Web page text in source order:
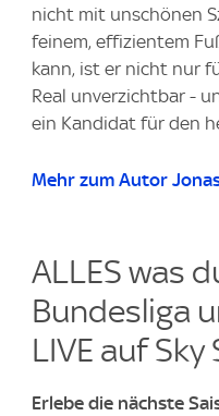
nicht mit unschönen
feinem, effizientem
kann, ist er nicht nur
Real unverzichtbar -
ein Kandidat für den
Mehr zum Autor
ALLES was
Bundesliga
LIVE auf Sky
Erlebe die nächste